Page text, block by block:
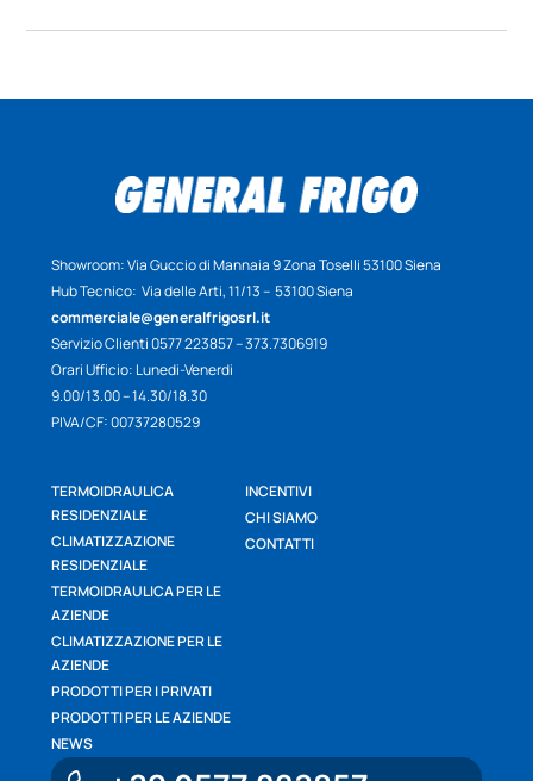
Showroom: Via Guccio di Mannaia 9 Zona Toselli 53100 Siena
Hub Tecnico: Via delle Arti, 11/13 – 53100 Siena
commerciale@generalfrigosrl.it
Servizio Clienti 0577 223857 – 373.7306919
Orari Ufficio: Lunedi-Venerdi
9.00/13.00 – 14.30/18.30
PIVA/CF: 00737280529
TERMOIDRAULICA
RESIDENZIALE
CLIMATIZZAZIONE
RESIDENZIALE
TERMOIDRAULICA PER LE
AZIENDE
CLIMATIZZAZIONE PER LE
AZIENDE
PRODOTTI PER I PRIVATI
PRODOTTI PER LE AZIENDE
NEWS
INCENTIVI
CHI SIAMO
CONTATTI